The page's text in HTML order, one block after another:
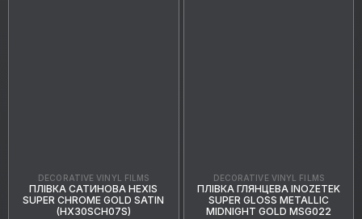
DECORATIVE VINYL FILMS
ПЛІВКА САТИНОВА HEXIS
SUPER CHROME GOLD SATIN
(HX30SCH07S)
DECORATIVE VINYL FILMS
ПЛІВКА ГЛЯНЦЕВА INOZETEK
SUPER GLOSS METALLIC
MIDNIGHT GOLD MSG022